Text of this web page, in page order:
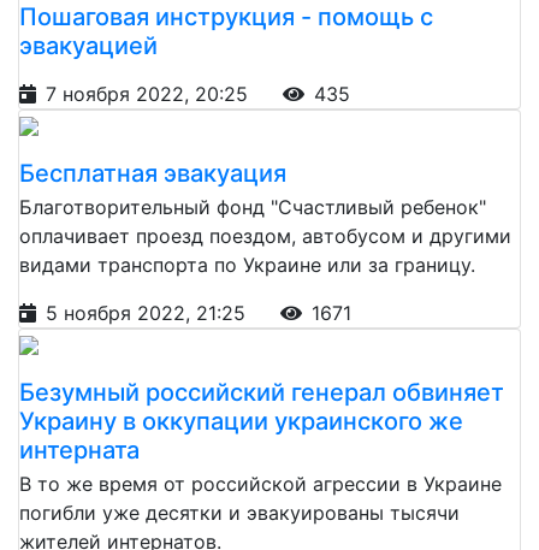
Пошаговая инструкция - помощь с
эвакуацией
7 ноября 2022, 20:25 435
Бесплатная эвакуация
Благотворительный фонд "Счастливый ребенок"
оплачивает проезд поездом, автобусом и другими
видами транспорта по Украине или за границу.
5 ноября 2022, 21:25
1671
Безумный российский генерал обвиняет
Украину в оккупации украинского же
интерната
В то же время от российской агрессии в Украине
погибли уже десятки и эвакуированы тысячи
жителей интернатов.